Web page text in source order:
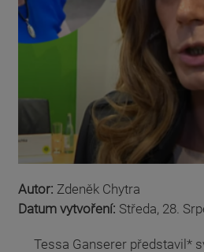
Autor: Zdeněk Chytra
Datum vytvoření: Středa, 28.
Tessa Ganserer představil*